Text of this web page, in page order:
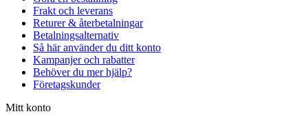
Frakt och leverans
Returer & återbetalningar
Betalningsalternativ
Så här använder du ditt konto
Kampanjer och rabatter
Behöver du mer hjälp?
Företagskunder
Mitt konto